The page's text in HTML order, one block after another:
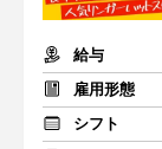
給与
雇用形態
シフト